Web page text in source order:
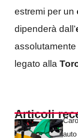
estremi per un
dipenderà dall’
legato alla
Articoli